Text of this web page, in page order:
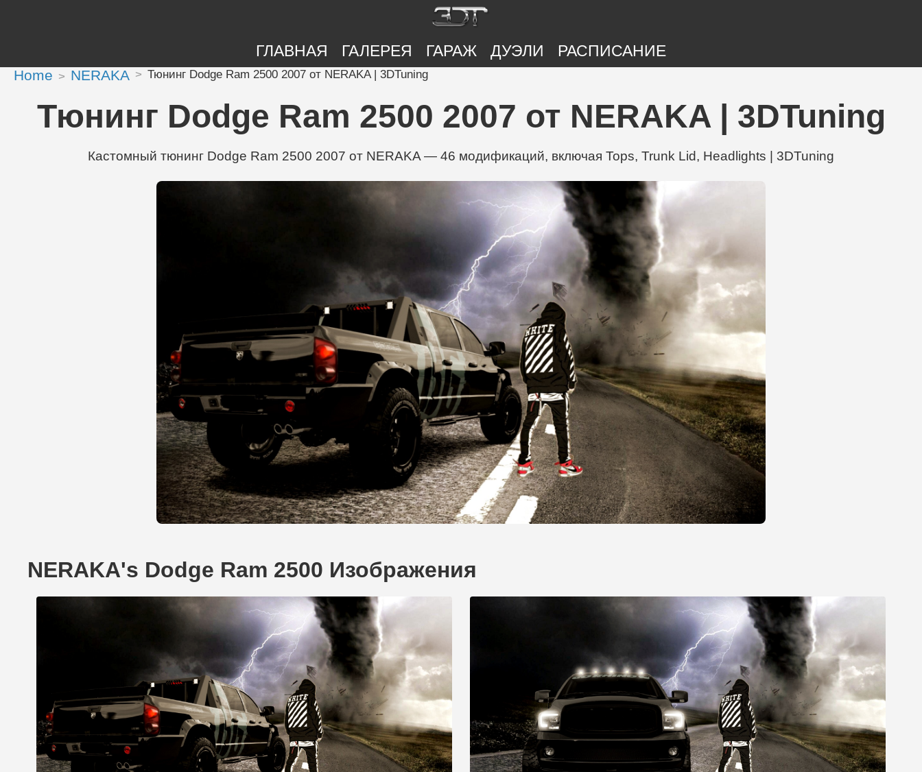
ГЛАВНАЯ ГАЛЕРЕЯ ГАРАЖ ДУЭЛИ РАСПИСАНИЕ
Home NERAKA Тюнинг Dodge Ram 2500 2007 от NERAKA | 3DTuning
Тюнинг Dodge Ram 2500 2007 от NERAKA | 3DTuning
Кастомный тюнинг Dodge Ram 2500 2007 от NERAKA — 46 модификаций, включая Tops, Trunk Lid, Headlights | 3DTuning
NERAKA's Dodge Ram 2500 Изображения